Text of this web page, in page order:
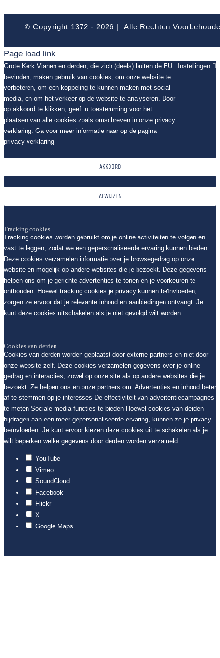
© Copyright 1372 - 2026 | Alle Rechten
Page load link
Grote Kerk Vianen en derden, die zich (deels) buiten de EU
bevinden, maken gebruik van cookies, om onze website te
verbeteren, om een koppeling te kunnen maken met social
media, en om het verkeer op de website te analyseren. Door
op akkoord te klikken, geeft u toestemming voor het
plaatsen van alle cookies zoals omschreven in onze privacy
verklaring. Ga voor meer informatie naar op de pagina
privacy verklaring
Instellingen
AKKOORD
AFWIJZEN
Tracking cookies
Tracking cookies worden gebruikt om je online activiteiten te volgen en
vast te leggen, zodat we een gepersonaliseerde ervaring kunnen bieden.
Deze cookies verzamelen informatie over je browsegedrag op onze
website en mogelijk op andere websites die je bezoekt. Deze gegevens
helpen ons om je gerichte advertenties te tonen en je voorkeuren te
onthouden. Hoewel tracking cookies je privacy kunnen beïnvloeden,
zorgen ze ervoor dat je relevante inhoud en aanbiedingen ontvangt. Je
kunt deze cookies uitschakelen als je niet gevolgd wilt worden.
Cookies van derden
Cookies van derden worden geplaatst door externe partners en niet door
onze website zelf. Deze cookies verzamelen gegevens over je online
gedrag en interacties, zowel op onze site als op andere websites die je
bezoekt. Ze helpen ons en onze partners om: Advertenties en inhoud beter
af te stemmen op je interesses De effectiviteit van advertentiecampagnes
te meten Sociale media-functies te bieden Hoewel cookies van derden
bijdragen aan een meer gepersonaliseerde ervaring, kunnen ze je privacy
beïnvloeden. Je kunt ervoor kiezen deze cookies uit te schakelen als je
wilt beperken welke gegevens door derden worden verzameld.
YouTube
Vimeo
SoundCloud
Facebook
Flickr
X
Google Maps